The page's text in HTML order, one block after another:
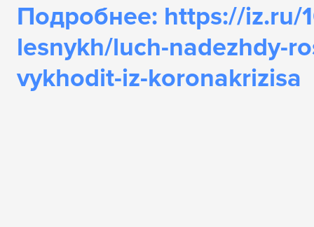
Подробнее: https://iz.ru/
lesnykh/luch-nadezhdy-
vykhodit-iz-koronakrizisa